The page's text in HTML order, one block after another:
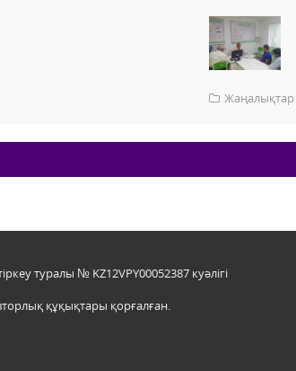
Жаңалықтар
туралы № KZ12VPY00052387 куәлігі
құқықтары қорғалған.